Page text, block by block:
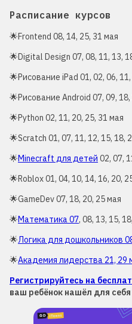
Расписание курсов
🌟Frontend 08, 14, 25, 31 мая
🌟Digital Design 07, 08, 11, 13,
🌟Рисование iPad 01, 02, 06,
🌟Рисование Android 07, 09,
🌟Python 02, 11, 20, 25, 31 мая
🌟Scratch 01, 07, 11, 12, 15, 18,
🌟Minecraft для детей 02, 07,
🌟Roblox 01, 04, 10, 14, 16, 20,
🌟GameDev 07, 18, 20, 25 мая
🌟Математика 07, 08, 13, 15,
🌟Логика для дошкольников
🌟Академия лидерства 21, 29
Регистрируйтесь на
ваш ребёнок нашёл для себя